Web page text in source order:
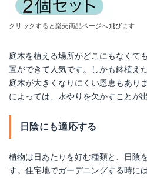
クリックすると楽天商品ページへ飛びます
庭木を植える場所がどこにもなくて
置ができて人気です。しかも鉢植え
庭木が大きくなりにくい恩恵もあり
によっては、水やりを欠かすことが
日陰にも適応する
植物は日あたりを好む種類と、日陰
す。住宅地でガーデニングする時に